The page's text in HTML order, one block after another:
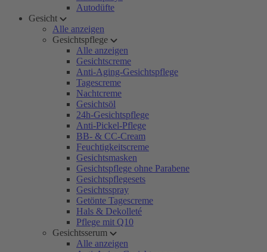
Autodüfte
Gesicht
Alle anzeigen
Gesichtspflege
Alle anzeigen
Gesichtscreme
Anti-Aging-Gesichtspflege
Tagescreme
Nachtcreme
Gesichtsöl
24h-Gesichtspflege
Anti-Pickel-Pflege
BB- & CC-Cream
Feuchtigkeitscreme
Gesichtsmasken
Gesichtspflege ohne Parabene
Gesichtspflegesets
Gesichtsspray
Getönte Tagescreme
Hals & Dekolleté
Pflege mit Q10
Gesichtsserum
Alle anzeigen